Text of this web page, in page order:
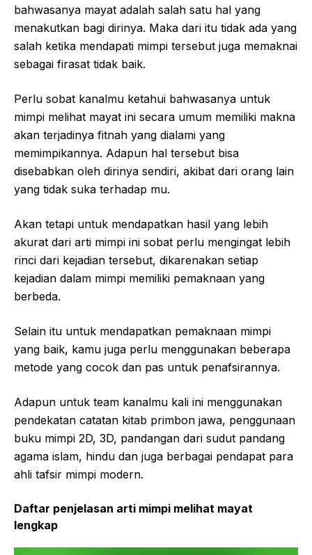
bahwasanya mayat adalah salah satu hal yang
menakutkan bagi dirinya. Maka dari itu tidak ada yang
salah ketika mendapati mimpi tersebut juga memaknai
sebagai firasat tidak baik.
Perlu sobat kanalmu ketahui bahwasanya untuk
mimpi melihat mayat ini secara umum memiliki makna
akan terjadinya fitnah yang dialami yang
memimpikannya. Adapun hal tersebut bisa
disebabkan oleh dirinya sendiri, akibat dari orang lain
yang tidak suka terhadap mu.
Akan tetapi untuk mendapatkan hasil yang lebih
akurat dari arti mimpi ini sobat perlu mengingat lebih
rinci dari kejadian tersebut, dikarenakan setiap
kejadian dalam mimpi memiliki pemaknaan yang
berbeda.
Selain itu untuk mendapatkan pemaknaan mimpi
yang baik, kamu juga perlu menggunakan beberapa
metode yang cocok dan pas untuk penafsirannya.
Adapun untuk team kanalmu kali ini menggunakan
pendekatan catatan kitab primbon jawa, penggunaan
buku mimpi 2D, 3D, pandangan dari sudut pandang
agama islam, hindu dan juga berbagai pendapat para
ahli tafsir mimpi modern.
Daftar penjelasan arti mimpi melihat mayat
lengkap